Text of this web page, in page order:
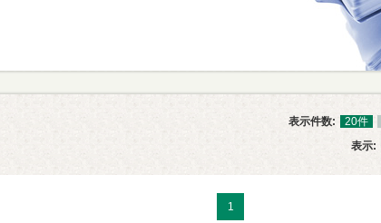
表示件数: 20件
表示:
1